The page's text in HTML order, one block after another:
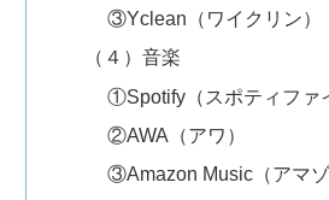
③Yclean（ワイクリン）
（４）音楽
①Spotify（スポティファ
②AWA（アワ）
③Amazon Music（アマゾ